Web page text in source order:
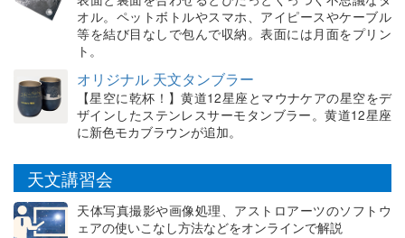
オル。ペットボトルやスマホ、アイピースやケーブル
等を結び目なしで包んで収納。表面には月面をプリン
ト。
オリジナル 天文タンブラー
【星空に乾杯！】黄道12星座とマウナケアの星空をデ
ザインしたステンレスサーモタンブラー。黄道12星座
に新色モカブラウンが追加。
天文講習会
天体写真撮影や画像処理、アストロアーツのソフトウ
ェアの使いこなし方法などをオンラインで解説